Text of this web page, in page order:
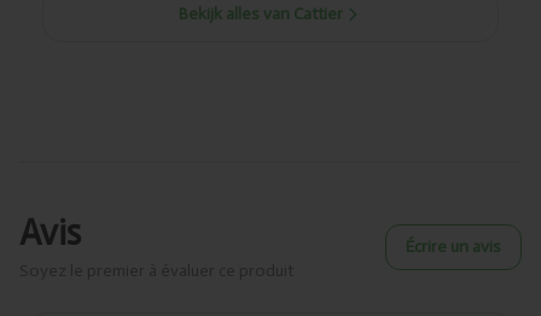
Bekijk alles van Cattier
Avis Écrire un avis